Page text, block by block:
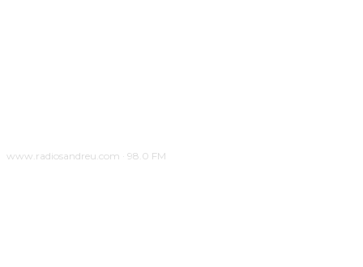
www.radiosandreu.com · 98.0 FM